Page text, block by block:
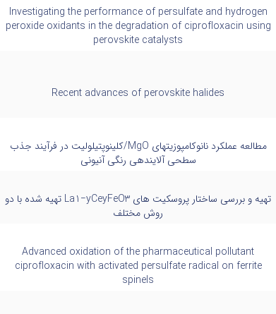
Investigating the performance of persulfate and hydrogen
peroxide oxidants in the degradation of ciprofloxacin using
perovskite catalysts
Recent advances of perovskite halides
مطالعه عملکرد نانوکامپوزیتهای MgO/کلینوپتیلولیت در فرآیند جذب
سطحی آلایندهی رنگی آنیونی
تهیه و بررسی ساختار پروسکیت های La1−yCeyFeO3 تهیه شده با دو
روش مختلف
Advanced oxidation of the pharmaceutical pollutant
ciprofloxacin with activated persulfate radical on ferrite
spinels